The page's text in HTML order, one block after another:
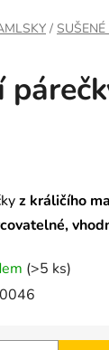
/
z králičího
(>5 ks)